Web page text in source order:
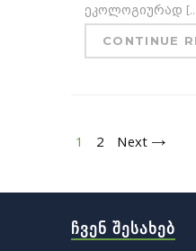
ეკოლოგიურად
CONTINUE
1 2 Next →
ᲩᲕᲔᲜ ᲨᲔᲡᲐᲮᲔᲑ